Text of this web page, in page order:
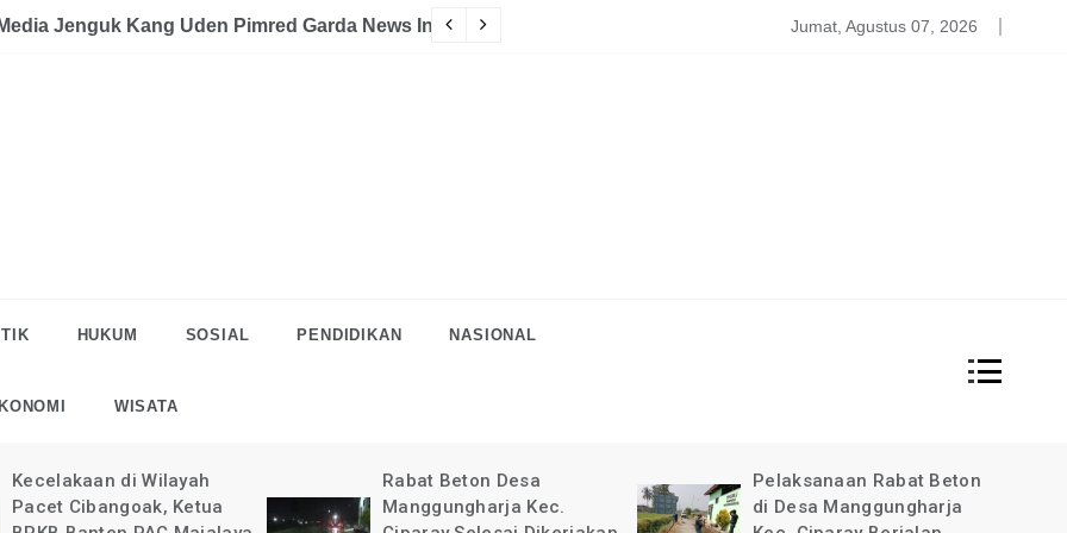
Halau LSM Dipolisikan Satgas PDBA Bantah Tidak Akomodir Bantuan Korban
Jumat, Agustus 07, 2026
HUKUM SOSIAL PENDIDIKAN NASIONAL
WISATA
Rabat Beton Desa
Manggungharja Kec.
Pelaksanaan Rabat Beton
di Desa Manggungharja
Pimpinan Redaksi Garda
News Indonesia Ucapkan